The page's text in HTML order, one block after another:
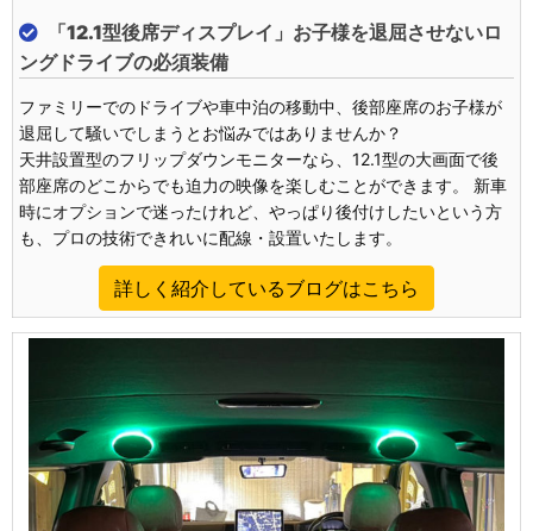
「12.1型後席ディスプレイ」 お子様を退屈させないロ
ングドライブの必須装備
ファミリーでのドライブや車中泊の移動中、後部座席のお子様が
退屈して騒いでしまうとお悩みではありませんか？
天井設置型のフリップダウンモニターなら、12.1型の大画面で後
部座席のどこからでも迫力の映像を楽しむことができます。 新車
時にオプションで迷ったけれど、やっぱり後付けしたいという方
も、プロの技術できれいに配線・設置いたします。
詳しく紹介しているブログはこちら